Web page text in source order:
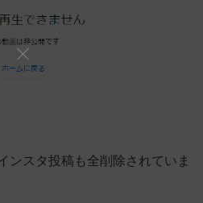
ンスタ投稿も全削除されていま